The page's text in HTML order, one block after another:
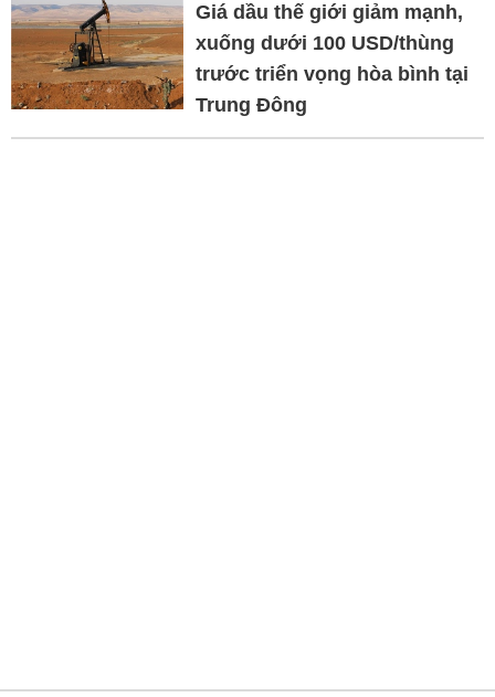
Giá dầu thế giới giảm mạnh,
xuống dưới 100 USD/thùng
trước triển vọng hòa bình tại
Trung Đông